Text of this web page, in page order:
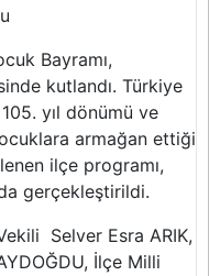
Bayramı,
kutlandı. Türkiye
105. yıl dönümü ve
armağan ettiği
ilçe programı,
gerçekleştirildi.
Selver Esra ARIK,
İlçe Milli